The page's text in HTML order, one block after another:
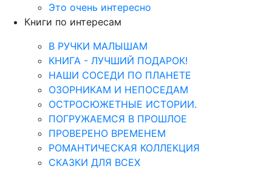
Это очень интересно
Книги по интересам
В РУЧКИ МАЛЫШАМ
КНИГА - ЛУЧШИЙ ПОДАРОК!
НАШИ СОСЕДИ ПО ПЛАНЕТЕ
ОЗОРНИКАМ И НЕПОСЕДАМ
ОСТРОСЮЖЕТНЫЕ ИСТОРИИ.
ПОГРУЖАЕМСЯ В ПРОШЛОЕ
ПРОВЕРЕНО ВРЕМЕНЕМ
РОМАНТИЧЕСКАЯ КОЛЛЕКЦИЯ
СКАЗКИ ДЛЯ ВСЕХ